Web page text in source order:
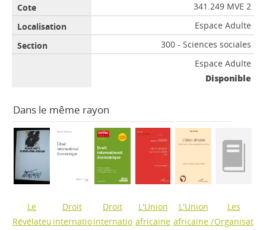
341.249 MVE 2
Espace Adulte
300 - Sciences sociales
Espace Adulte
Disponible
Dans le même rayon
Le
Révélateu
Droit
internatio
Droit
internatio
L'Union
africaine
L'Union
africaine/
Les
Organisat